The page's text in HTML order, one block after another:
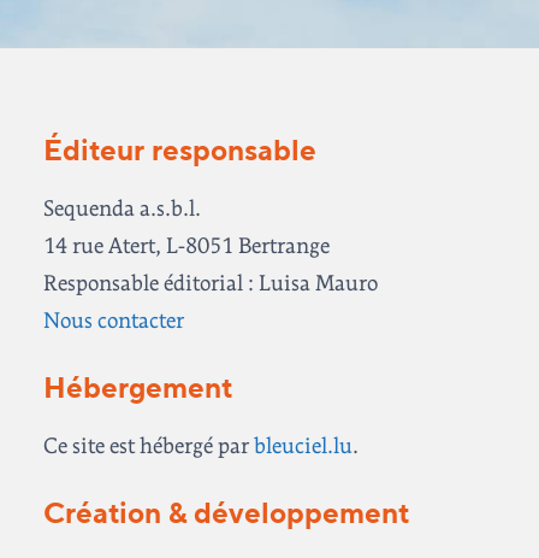
Éditeur responsable
Sequenda a.s.b.l.
14 rue Atert, L-8051 Bertrange
Responsable éditorial : Luisa Mauro
Nous contacter
Hébergement
Ce site est hébergé parbleuciel.lu.
Création & développement